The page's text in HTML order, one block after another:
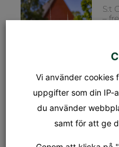
S:t
–
Vi använder cookies
uppgifter som din IP-
du använder
samt för att ge